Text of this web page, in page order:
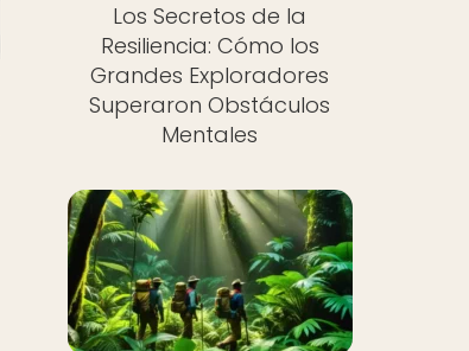
Los Secretos de la
Resiliencia: Cómo los
Grandes Exploradores
Superaron Obstáculos
Mentales